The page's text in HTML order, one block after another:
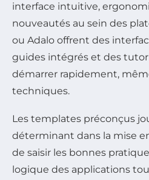
interface intuitive,
nouveautés au sein des
ou Adalo offrent des
guides intégrés et des
démarrer rapidement,
techniques.
Les templates préconçus
déterminant dans la mise
de saisir les bonnes
logique des applications